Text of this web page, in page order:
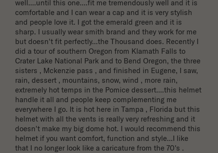
well....until this one....fit me tremendously well and it is
comfortable and I can wear a cap and it is very stylish
and people love it. I got the emerald green and it is
sharp. I usually wear smith brand and they work for me
but doesn't fit perfectly...the Thousand does. Recently I
did a tour of southern Oregon from Klamath Falls to
Crater Lake National Park and to Bend Oregon, the three
sisters , Mckenzie pass , and finished in Eugene, I saw,
rain, dessert , mountains, snow, wind , more rain,
extremely hot temps in the Pomice dessert....this helmet
handle it all and people keep complementing me
everywhere I go. It is hot here in Tampa , Florida but this
helmet with all the vents is really very refreshing and it
doesn't make my big dome hot. I would recommend this
helmet if you want comfort, function and style...I like
that I no longer look like a caricature from the 70's .